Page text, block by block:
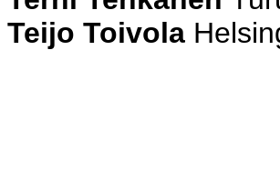
Teijo Toivola